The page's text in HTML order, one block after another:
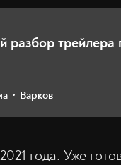
трейлера
Варков
года. Уже